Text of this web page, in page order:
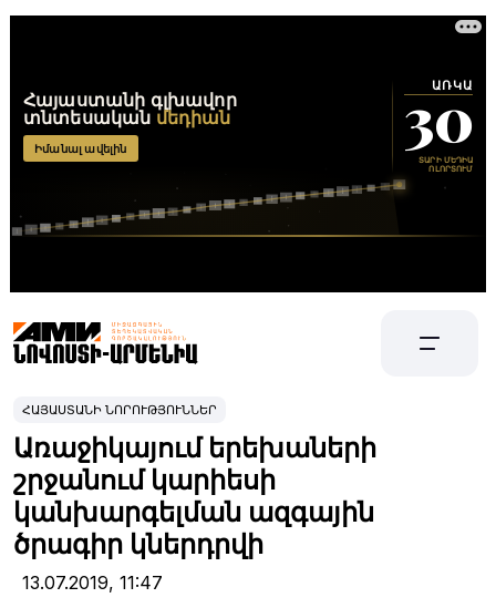
ՀԱՅԱՍՏԱՆԻ ՆՈՐՈՒԹՅՈՒՆՆԵՐ
Առաջիկայում երեխաների
շրջանում կարիեսի
կանխարգելման ազգային
ծրագիր կներդրվի
13.07.2019, 11:47